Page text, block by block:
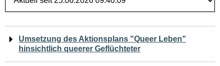
Navigation
für
Umsetzung des Aktionsplans "Queer Leben"
hinsichtlich queerer Geflüchteter